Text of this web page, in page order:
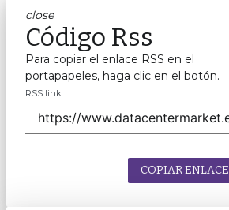
close
Código Rss
Para copiar el enlace RSS en el
portapapeles, haga clic en el botón.
RSS link
COPIAR ENLACE